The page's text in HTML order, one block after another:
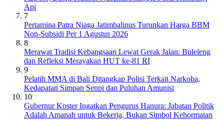
Api
7
Pertamina Patra Niaga Jatimbalinus Turunkan Harga BBM
Non-Subsidi Per 1 Agustus 2026
8
Merawat Tradisi Kebangsaan Lewat Gerak Jalan: Buleleng
dan Refleksi Merayakan HUT ke-81 RI
9
Pelatih MMA di Bali Ditangkap Polisi Terkait Narkoba,
Kedapatan Simpan Senpi dan Puluhan Amunisi
10
Gubernur Koster Ingatkan Pengurus Hanura: Jabatan Politik
Adalah Amanah untuk Bekerja, Bukan Simbol Kehormatan